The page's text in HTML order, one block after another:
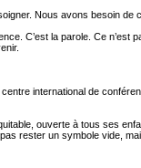
Nous avons besoin
C’est la parole. Ce
international de
ouverte à tous ses
rester un symbole vide,